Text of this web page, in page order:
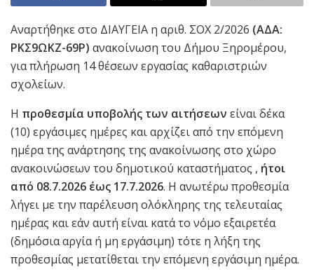
Αναρτήθηκε στο ΔΙΑΥΓΕΙΑ η αριθ. ΣΟΧ 2/2026 (ΑΔΑ:
ΡΚΣ9ΩΚΖ-69Ρ) ανακοίνωση του Δήμου Ξηρομέρου,
για πλήρωση 14 θέσεων εργασίας καθαριστριών
σχολείων.
Η προθεσμία υποβολής των αιτήσεων είναι δέκα
(10) εργάσιμες ημέρες και αρχίζει από την επόμενη
ημέρα της ανάρτησης της ανακοίνωσης στο χώρο
ανακοινώσεων του δημοτικού καταστήματος , ήτοι
από 08.7.2026 έως 17.7.2026. Η ανωτέρω προθεσμία
λήγει με την παρέλευση ολόκληρης της τελευταίας
ημέρας και εάν αυτή είναι κατά το νόμο εξαιρετέα
(δημόσια αργία ή μη εργάσιμη) τότε η λήξη της
προθεσμίας μετατίθεται την επόμενη εργάσιμη ημέρα.